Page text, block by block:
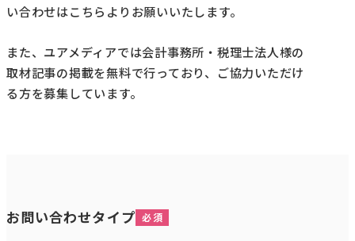
い合わせはこちらよりお願いいたします。
また、ユアメディアでは会計事務所・税理士法人様の
取材記事の掲載を無料で行っており、ご協力いただけ
る方を募集しています。
お問い合わせタイプ